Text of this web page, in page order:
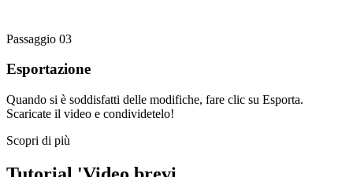
Passaggio 03
Esportazione
Quando si è soddisfatti delle modifiche, fare clic su Esporta.
Scaricate il video e condividetelo!
Scopri di più